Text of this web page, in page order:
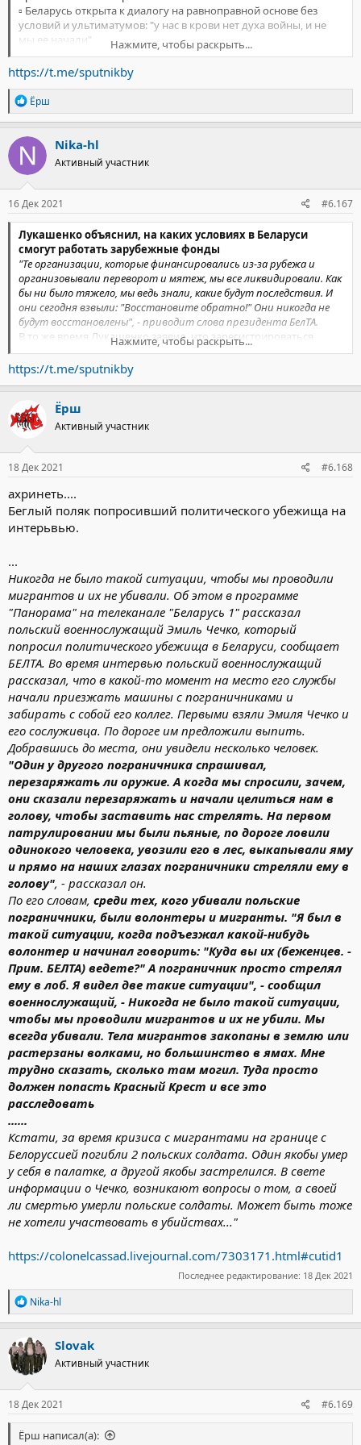
▫️ Беларусь открыта к диалогу на равноправной основе без
условий и ультиматумов: "у нас в крови нет духа войны, и не
мы ее начали"
▫️ вводимое Беларусью продэмбарго не нацелено на мелочную
месть
▫️ ситуацию следует использовать во благо экономики
▫️ в правительстве и Нацбанке нет признаков истерии или
нервозности
▫️ дефицита товаров и роста цен на них быть не должно
▫️ "санкционные игры" ни в коей мере не должны отразиться и
на предстоящих внутриполитических событиях
Нажмите, чтобы раскрыть...
https://t.me/sputnikby
Р
е
а
к
ц
и
и
:
Ёрш
Nika-hl
Активный участник
16 Дек 2021 #6.167
Лукашенко объяснил, на каких условиях в Беларуси
смогут работать зарубежные фонды
"Те организации, которые финансировались из-за рубежа и
организовывали переворот и мятеж, мы все ликвидировали. Как
бы ни было тяжело, мы ведь знали, какие будут последствия. И
они сегодня взвыли: "Восстановите обратно!" Они никогда не
будут восстановлены", - приводит слова президента БелТА.
В то же время Лукашенко заявил, что зарегистрироваться
могут фонды, которые будут заниматься социальной защитой
населения.
Нажмите, чтобы раскрыть...
https://t.me/sputnikby
Ёрш
Активный участник
18 Дек 2021 #6.168
ахринеть....
Беглый поляк попросивший политического убежища на
интерьвью.
...
Никогда не было такой ситуации, чтобы мы проводили
мигрантов и их не убивали. Об этом в программе
"Панорама" на телеканале "Беларусь 1" рассказал
польский военнослужащий Эмиль Чечко, который
попросил политического убежища в Беларуси, сообщает
БЕЛТА. Во время интервью польский военнослужащий
рассказал, что в какой-то момент на место его службы
начали приезжать машины с пограничниками и
забирать с собой его коллег. Первыми взяли Эмиля Чечко и
его сослуживца. По дороге им предложили выпить.
Добравшись до места, они увидели несколько человек.
"Один у другого пограничника спрашивал,
перезаряжать ли оружие. А когда мы спросили, зачем,
они сказали перезаряжать и начали целиться нам в
голову, чтобы заставить нас стрелять. На первом
патрулировании мы были пьяные, по дороге ловили
одинокого человека, увозили его в лес, выкапывали яму
и прямо на наших глазах пограничники стреляли ему в
голову", - рассказал он.
По его словам, среди тех, кого убивали польские
пограничники, были волонтеры и мигранты. "Я был в
такой ситуации, когда подъезжал какой-нибудь
волонтер и начинал говорить: "Куда вы их (беженцев. -
Прим. БЕЛТА) ведете?" А пограничник просто стрелял
ему в лоб. Я видел две такие ситуации", - сообщил
военнослужащий, - Никогда не было такой ситуации,
чтобы мы проводили мигрантов и их не убили. Мы
всегда убивали. Тела мигрантов закопаны в землю или
растерзаны волками, но большинство в ямах. Мне
трудно сказать, сколько там могил. Туда просто
должен попасть Красный Крест и все это
расследовать
......
Кстати, за время кризиса с мигрантами на границе с
Белоруссией погибли 2 польских солдата. Один якобы умер
у себя в палатке, а другой якобы застрелился. В свете
информации о Чечко, возникают вопросы о том, а своей
ли смертью умерли польские солдаты. Может быть тоже
не хотели участвовать в убийствах..."
https://colonelcassad.livejournal.com/7303171.html#cutid1
Последнее редактирование: 18 Дек 2021
Р
е
а
к
ц
и
и
:
Nika-hl
Slovak
Активный участник
18 Дек 2021 #6.169
Ёрш написал(а):